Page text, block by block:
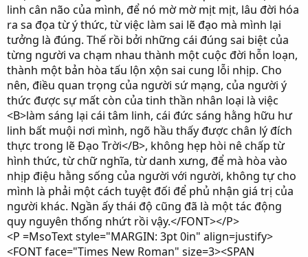
linh cân não của mình, để nó mờ mờ mịt mịt, lâu đời hóa
ra sa đọa từ ý thức, từ việc làm sai lẽ đạo mà mình lại
tưởng là đúng. Thế rồi bởi những cái đúng sai biệt của
từng người va chạm nhau thành một cuộc đời hỗn loạn,
thành một bản hòa tấu lộn xộn sai cung lỗi nhịp. Cho
nên, điều quan trọng của người sứ mạng, của người ý
thức được sự mất còn của tinh thần nhân loại là việc
<B>làm sáng lại cái tâm linh, cái đức sáng hằng hữu hư
linh bất muội nơi mình, ngõ hầu thấy được chân lý đích
thực trong lẽ Đạo Trời</B>, không hẹp hòi nê chấp từ
hình thức, từ chữ nghĩa, từ danh xưng, để mà hòa vào
nhịp điệu hằng sống của người với người, không tự cho
mình là phải một cách tuyệt đối để phủ nhận giá trị của
người khác. Ngần ấy thái độ cũng đã là một tác động
quy nguyên thống nhứt rồi vậy.</FONT></P>
<P =MsoText style="MARGIN: 3pt 0in" align=justify>
<FONT face="Times New Roman" size=3><SPAN